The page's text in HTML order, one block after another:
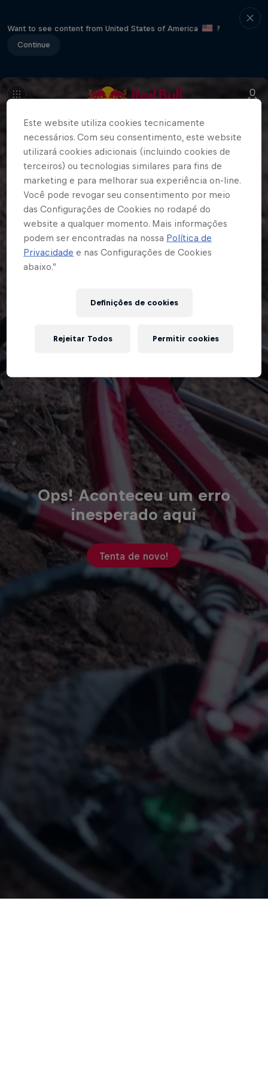
Want to see content from United States of America
?
Continue
Ops! Aconteceu um erro
inesperado aqui
Tenta de novo!
Este website utiliza cookies tecnicamente
necessários. Com seu consentimento, este website
utilizará cookies adicionais (incluindo cookies de
terceiros) ou tecnologias similares para fins de
marketing e para melhorar sua experiência on-line.
Você pode revogar seu consentimento por meio
das Configurações de Cookies no rodapé do
website a qualquer momento. Mais informações
podem ser encontradas na nossa Política de
Privacidade e nas Configurações de Cookies
abaixo.”
Definições de cookies
Rejeitar Todos Permitir cookies